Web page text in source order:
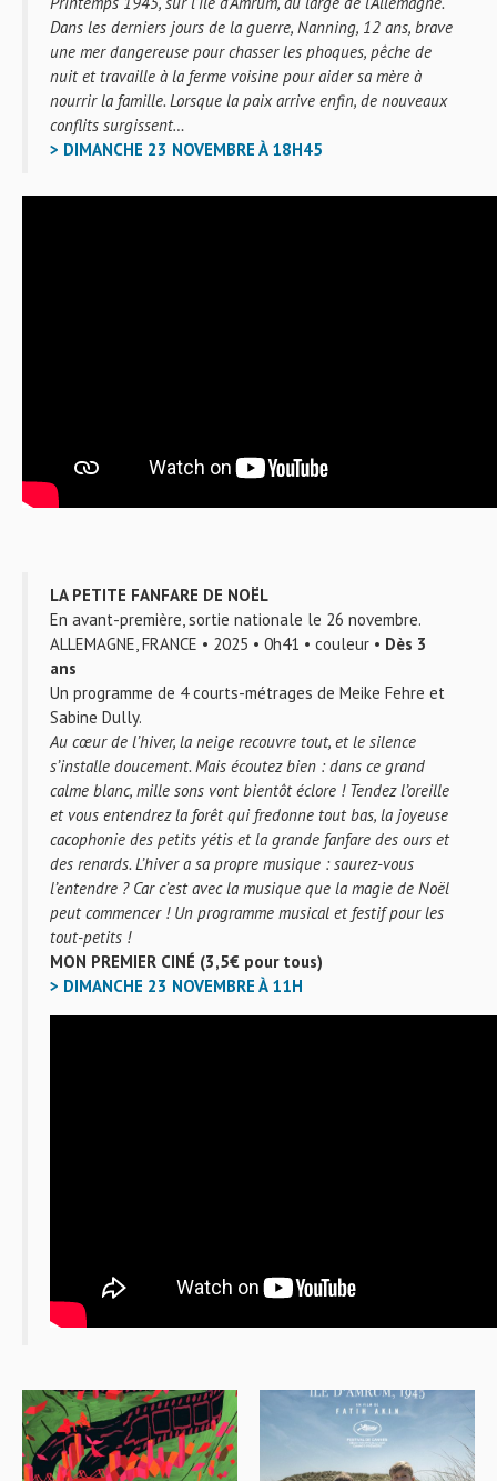
Dans les derniers jours de la guerre, Nanning, 12 ans, brave
une mer dangereuse pour chasser les phoques, pêche de
nuit et travaille à la ferme voisine pour aider sa mère à
nourrir la famille. Lorsque la paix arrive enfin, de nouveaux
conflits surgissent…
> DIMANCHE 23 NOVEMBRE À 18H45
LA PETITE FANFARE DE NOËL
En avant-première, sortie nationale le 26 novembre.
ALLEMAGNE, FRANCE • 2025 • 0h41 • couleur • Dès 3
ans
Un programme de 4 courts-métrages de Meike Fehre et
Sabine Dully.
Au cœur de l’hiver, la neige recouvre tout, et le silence
s’installe doucement. Mais écoutez bien : dans ce grand
calme blanc, mille sons vont bientôt éclore ! Tendez l’oreille
et vous entendrez la forêt qui fredonne tout bas, la joyeuse
cacophonie des petits yétis et la grande fanfare des ours et
des renards. L’hiver a sa propre musique : saurez-vous
l’entendre ? Car c’est avec la musique que la magie de Noël
peut commencer ! Un programme musical et festif pour les
tout-petits !
MON PREMIER CINÉ (3,5€ pour tous)
> DIMANCHE 23 NOVEMBRE À 11H